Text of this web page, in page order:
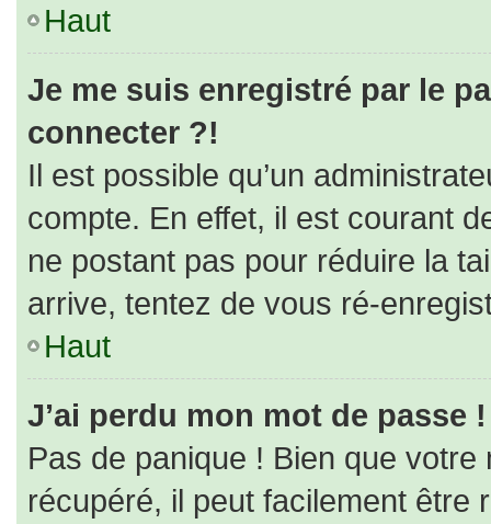
Haut
Je me suis enregistré par le
connecter ?!
Il est possible qu’un
compte. En effet, il est courant
ne postant pas pour réduire la
arrive, tentez de vous ré-
Haut
J’ai perdu mon mot de passe !
Pas de panique ! Bien que
récupéré, il peut facilement être